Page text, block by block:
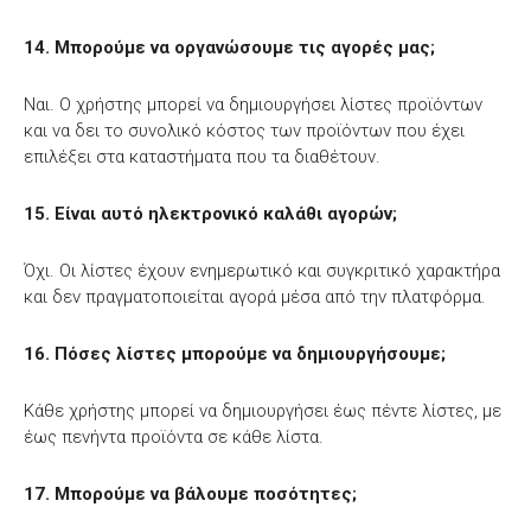
14. Μπορούμε να οργανώσουμε τις αγορές μας;
Ναι. Ο χρήστης μπορεί να δημιουργήσει λίστες προϊόντων
και να δει το συνολικό κόστος των προϊόντων που έχει
επιλέξει στα καταστήματα που τα διαθέτουν.
15. Είναι αυτό ηλεκτρονικό καλάθι αγορών;
Όχι. Οι λίστες έχουν ενημερωτικό και συγκριτικό χαρακτήρα
και δεν πραγματοποιείται αγορά μέσα από την πλατφόρμα.
16. Πόσες λίστες μπορούμε να δημιουργήσουμε;
Κάθε χρήστης μπορεί να δημιουργήσει έως πέντε λίστες, με
έως πενήντα προϊόντα σε κάθε λίστα.
17. Μπορούμε να βάλουμε ποσότητες;